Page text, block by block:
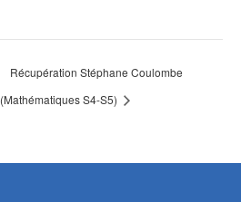
Récupération Stéphane Coulombe
(Mathématiques S4-S5)